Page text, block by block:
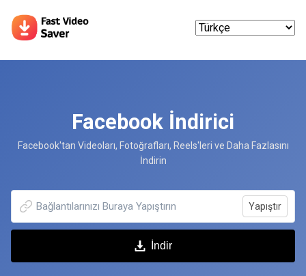
Facebook İndirici
Facebook'tan Videoları, Fotoğrafları, Reels'leri ve Daha Fazlasını
İndirin
Yapıştır
İndir